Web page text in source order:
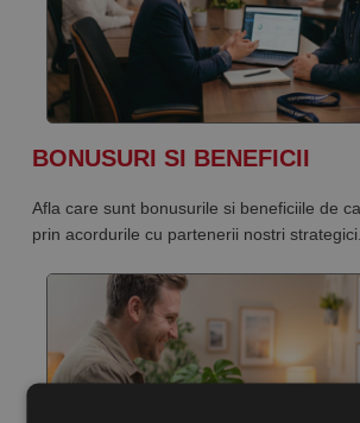
BONUSURI SI BENEFICII
Afla care sunt bonusurile si beneficiile de
prin acordurile cu partenerii nostri strategici.